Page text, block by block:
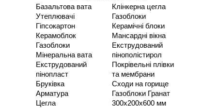
Базальтова вата
Утеплювачі
Гіпсокартон
Керамоблок
Газоблоки
Мінеральна вата
Екструдований
пінопласт
Бруківка
Арматура
Цегла
Клінкерна цегла
Газоблоки
Керамічні блоки
Мансардні вікна
Екструдований
пінополістирол
Покрівельні плівки
та мембрани
Сходи на горище
Газоблоки Гранат
300х200х600 мм